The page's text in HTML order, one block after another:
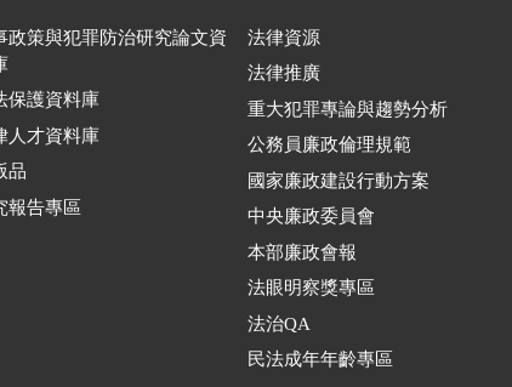
政策與犯罪防治研究論文資
保護資料庫
人才資料庫
品
報告專區
法律資源
法律推廣
重大犯罪專論與趨勢分析
公務員廉政倫理規範
國家廉政建設行動方案
中央廉政委員會
本部廉政會報
法眼明察獎專區
法治QA
民法成年年齡專區